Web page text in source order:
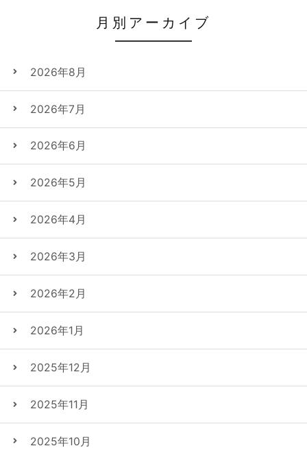
月別アーカイブ
2026年8月
2026年7月
2026年6月
2026年5月
2026年4月
2026年3月
2026年2月
2026年1月
2025年12月
2025年11月
2025年10月